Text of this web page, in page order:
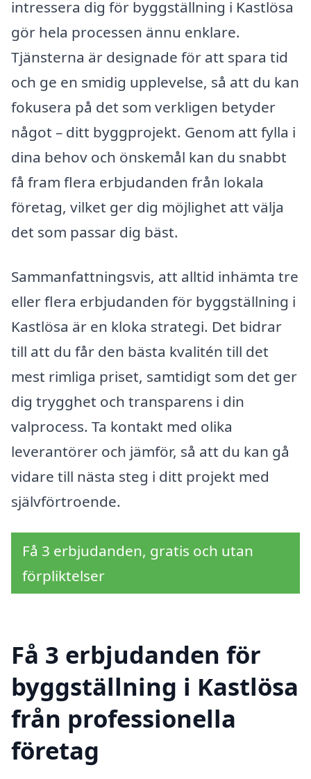
intressera dig för byggställning i Kastlösa
gör hela processen ännu enklare.
Tjänsterna är designade för att spara tid
och ge en smidig upplevelse, så att du kan
fokusera på det som verkligen betyder
något – ditt byggprojekt. Genom att fylla i
dina behov och önskemål kan du snabbt
få fram flera erbjudanden från lokala
företag, vilket ger dig möjlighet att välja
det som passar dig bäst.
Sammanfattningsvis, att alltid inhämta tre
eller flera erbjudanden för byggställning i
Kastlösa är en kloka strategi. Det bidrar
till att du får den bästa kvalitén till det
mest rimliga priset, samtidigt som det ger
dig trygghet och transparens i din
valprocess. Ta kontakt med olika
leverantörer och jämför, så att du kan gå
vidare till nästa steg i ditt projekt med
självförtroende.
Få 3 erbjudanden, gratis och utan
förpliktelser
Få 3 erbjudanden för
byggställning i Kastlösa
från professionella
företag